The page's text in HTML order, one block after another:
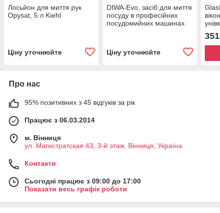
Лосьйон для миття рук
Opysat, 5 л Kiehl
Ціну уточнюйте
DIWA-Evo, засіб для миття
посуду в професійних
посудомийних машинах
Ціну уточнюйте
351
Про нас
95% позитивних з 45 відгуків за рік
Працює з 06.03.2014
м. Вінниця
ул. Магистратская 43, 3-й этаж, Вінниця, Україна
Контакти
Сьогодні працює з 09:00 до 17:00
Показати весь графік роботи